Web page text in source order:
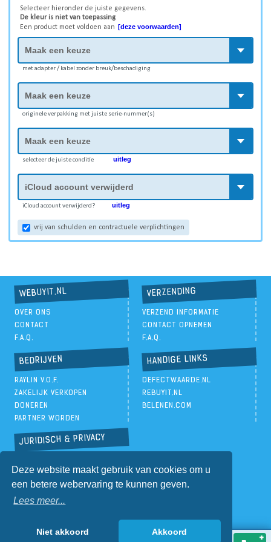
Deze website maakt gebruik van cookies om u
een betere webervaring te kunnen geven.
Lees meer...
Niet akkoord Akkoord
Selecteer hieronder de juiste gegevens.
De kleur is niet van toepassing
Een product moet voldoen aan [deze voorwaarden]
met adapter / kabel zonder breuk/beschadiging
originele verpakking met juiste serie-nummer(s)
selecteer de juiste conditie uitleg
iCloud account verwijderd? uitleg
vrij van schulden en contractuele verplichtingen
WEBUYIT.NL
OVER ONS
CONTACT
F.A.Q.
VERZENDING
VERZEND INFORMATIE
CONTACT OPNEMEN
F.A.Q.
BEDRIJVEN
RAYLIN V.O.F.
ZAKELIJK VERKOPEN
DONEREN
PARTNER WORDEN
HANDIGE LINKS
DEFECTWAARDE.NL
REBUYIT.NL
BELENEN.COM
JURIDISCH & PRIVACY
ALGEMENE VOORWAARDEN